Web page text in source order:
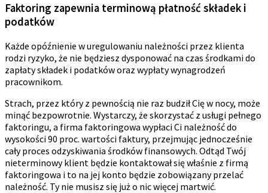
Faktoring zapewnia terminową płatność składek i
podatków
Każde opóźnienie w uregulowaniu należności przez klienta
rodzi ryzyko, że nie będziesz dysponować na czas środkami do
zapłaty składek i podatków oraz wypłaty wynagrodzeń
pracownikom.
Strach, przez który z pewnością nie raz budził Cię w nocy, może
minąć bezpowrotnie. Wystarczy, że skorzystać z usługi pełnego
faktoringu, a firma faktoringowa wypłaci Ci należność do
wysokości 90 proc. wartości faktury, przejmując jednocześnie
cały proces odzyskiwania środków finansowych. Odtąd Twój
nieterminowy klient będzie kontaktował się właśnie z firmą
faktoringowa i to na jej konto będzie zobowiązany przelać
należność. Ty nie musisz się już o nic więcej martwić.